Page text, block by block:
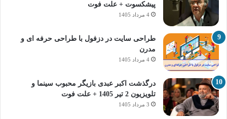
پیشکسوت + علت فوت
4 مرداد 1405
طراحی سایت در دزفول با طراحی حرفه‌ ای و
مدرن
4 مرداد 1405
درگذشت اکبر عبدی بازیگر محبوب سینما و
تلویزیون 2 تیر 1405 + علت فوت
3 مرداد 1405